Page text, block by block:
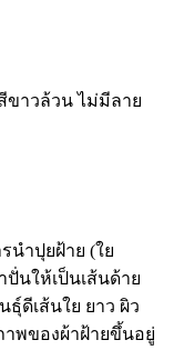
สีขาวล้วน ไม่มีลาย
นำปุยฝ้าย (ใย
ปั่นให้เป็นเส้นด้าย
ดีเส้นใย ยาว ผิว
พของผ้าฝ้ายขึ้นอยู่